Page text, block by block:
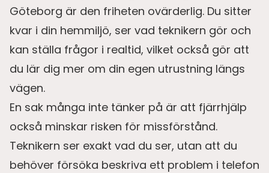
Göteborg är den friheten ovärderlig. Du sitter
kvar i din hemmiljö, ser vad teknikern gör och
kan ställa frågor i realtid, vilket också gör att
du lär dig mer om din egen utrustning längs
vägen.
En sak många inte tänker på är att fjärrhjälp
också minskar risken för missförstånd.
Teknikern ser exakt vad du ser, utan att du
behöver försöka beskriva ett problem i telefon